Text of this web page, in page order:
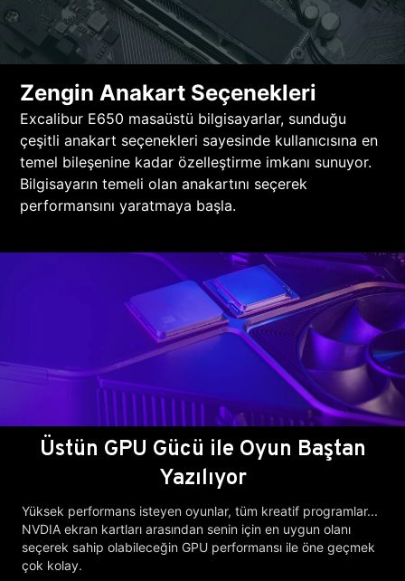
Zengin Anakart Seçenekleri
Excalibur E650 masaüstü bilgisayarlar, sunduğu
çeşitli anakart seçenekleri sayesinde kullanıcısına en
temel bileşenine kadar özelleştirme imkanı sunuyor.
Bilgisayarın temeli olan anakartını seçerek
performansını yaratmaya başla.
Üstün GPU Gücü ile Oyun Baştan
Yazılıyor
Yüksek performans isteyen oyunlar, tüm kreatif programlar...
NVDIA ekran kartları arasından senin için en uygun olanı
seçerek sahip olabileceğin GPU performansı ile öne geçmek
çok kolay.